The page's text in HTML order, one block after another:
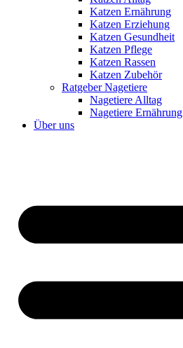
Katzen Ernährung
Katzen Erziehung
Katzen Gesundheit
Katzen Pflege
Katzen Rassen
Katzen Zubehör
Ratgeber Nagetiere
Nagetiere Alltag
Nagetiere Ernährung
Über uns